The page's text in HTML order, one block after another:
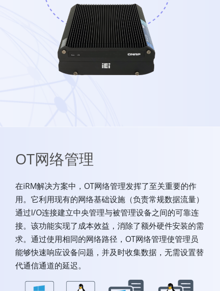
OT网络管理
在iRM解决方案中，OT网络管理发挥了至关重要的作
用。它利用现有的网络基础设施（负责常规数据流量）
通过I/O连接建立中央管理与被管理设备之间的可靠连
接。该功能实现了成本效益，消除了额外硬件安装的需
求。通过使用相同的网络路径，OT网络管理使管理员
能够快速响应设备问题，并及时收集数据，无需设置替
代通信通道的延迟。